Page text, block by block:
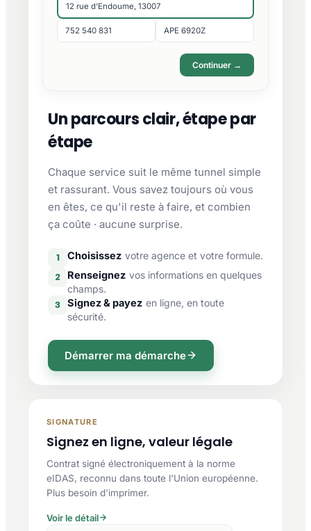
12 rue d'Endoume, 13007
752 540 831 APE 6920Z
Continuer →
Un parcours clair, étape par
étape
Chaque service suit le même tunnel simple
et rassurant. Vous savez toujours où vous
en êtes, ce qu'il reste à faire, et combien
ça coûte · aucune surprise.
1 Choisissez votre agence et votre formule.
2 Renseignez vos informations en quelques
champs.
3 Signez & payez en ligne, en toute
sécurité.
Démarrer ma démarche
SIGNATURE
Signez en ligne, valeur légale
Contrat signé électroniquement à la norme
eIDAS, reconnu dans toute l'Union européenne.
Plus besoin d'imprimer.
Voir le détail